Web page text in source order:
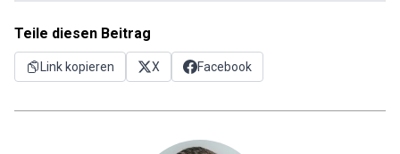
Teile diesen Beitrag
Link kopieren X Facebook